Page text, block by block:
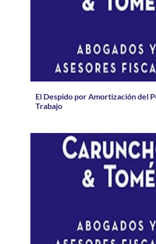
El Despido por Amortización del
Trabajo